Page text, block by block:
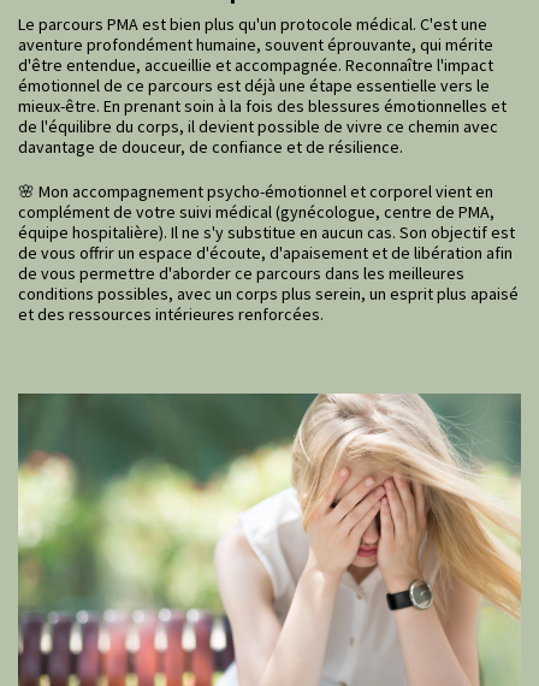
Le parcours PMA est bien plus qu'un protocole médical. C'est une
aventure profondément humaine, souvent éprouvante, qui mérite
d'être entendue, accueillie et accompagnée. Reconnaître l'impact
émotionnel de ce parcours est déjà une étape essentielle vers le
mieux-être. En prenant soin à la fois des blessures émotionnelles et
de l'équilibre du corps, il devient possible de vivre ce chemin avec
davantage de douceur, de confiance et de résilience.
🌸 Mon accompagnement psycho-émotionnel et corporel vient en
complément de votre suivi médical (gynécologue, centre de PMA,
équipe hospitalière). Il ne s'y substitue en aucun cas. Son objectif est
de vous offrir un espace d'écoute, d'apaisement et de libération afin
de vous permettre d'aborder ce parcours dans les meilleures
conditions possibles, avec un corps plus serein, un esprit plus apaisé
et des ressources intérieures renforcées.